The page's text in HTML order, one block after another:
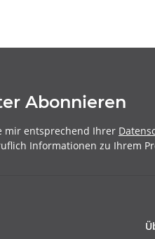
Abonnieren
mir entsprechend Ihrer
Informationen zu Ihrem